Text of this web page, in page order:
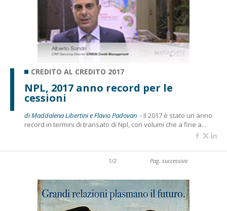
CREDITO AL CREDITO 2017
NPL, 2017 anno record per le
cessioni
di Maddalena Libertini e Flavio Padovan - Il 2017 è stato un anno
record in termini di transato di Npl, con volumi che a fine a...
1/2 Pag. successiva